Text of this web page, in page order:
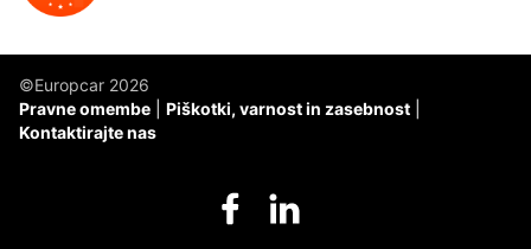
©Europcar 2026
Pravne omembe
Piškotki, varnost in zasebnost
Kontaktirajte nas